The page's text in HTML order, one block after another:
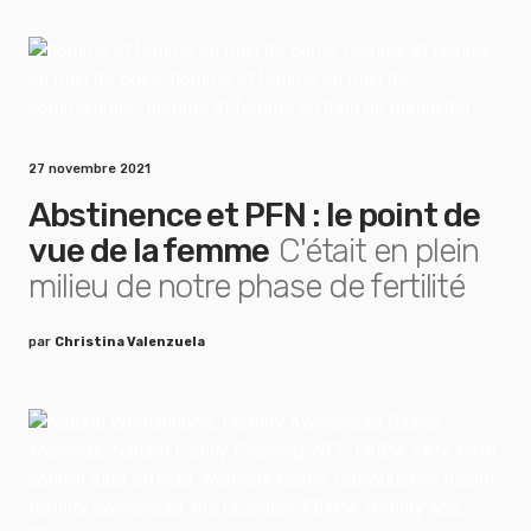
27 novembre 2021
Abstinence et PFN : le point de
vue de la femme C'était en plein
milieu de notre phase de fertilité
par Christina Valenzuela